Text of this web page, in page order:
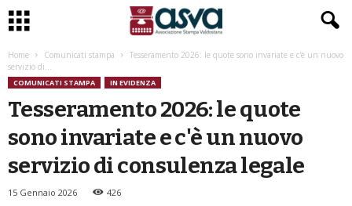
Home Comunicati stampa
Tesseramento 2026: le quote sono invariate e c'è un nuovo
servizio di...
COMUNICATI STAMPA IN EVIDENZA
Tesseramento 2026: le quote
sono invariate e c'è un nuovo
servizio di consulenza legale
15 Gennaio 2026 426